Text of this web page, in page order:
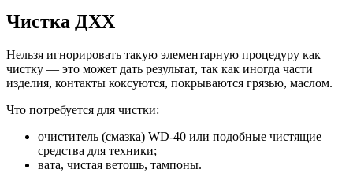
Чистка ДХХ
Нельзя игнорировать такую элементарную процедуру как
чистку — это может дать результат, так как иногда части
изделия, контакты коксуются, покрываются грязью, маслом.
Что потребуется для чистки:
очиститель (смазка) WD-40 или подобные чистящие
средства для техники;
вата, чистая ветошь, тампоны.